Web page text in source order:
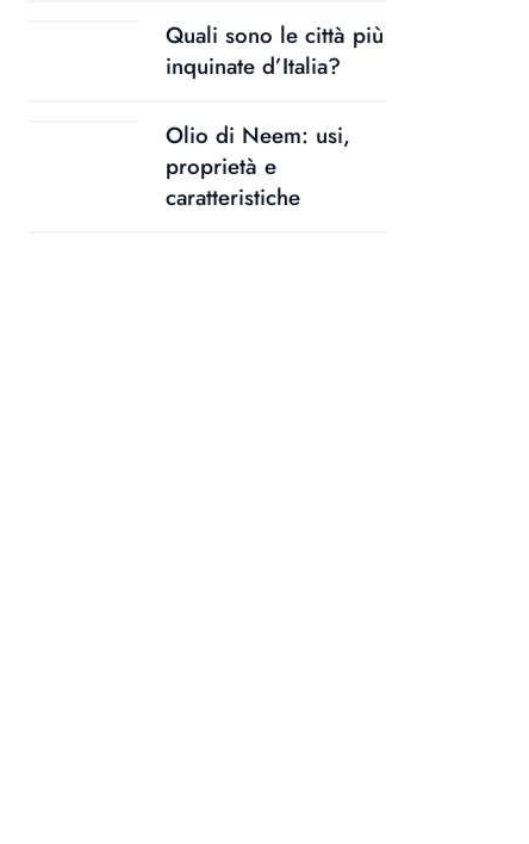
Quali sono le città più
inquinate d’Italia?
Olio di Neem: usi,
proprietà e
caratteristiche